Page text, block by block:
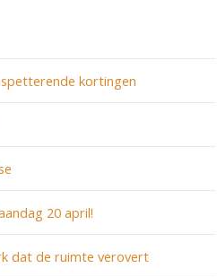
kortingen
20 april!
dat de ruimte verovert